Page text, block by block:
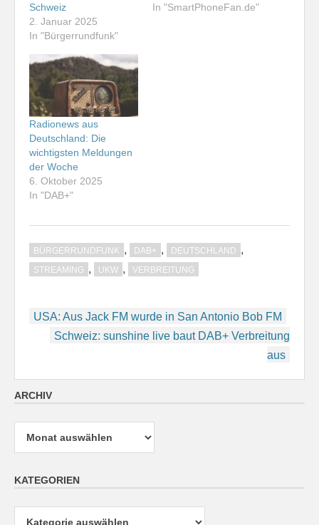
Schweiz
2. Januar 2025
In "Bürgerrundfunk"
In "SmartPhoneFan.de"
Radionews aus
Deutschland: Die
wichtigsten Meldungen
der Woche
6. Oktober 2025
In "DAB+"
BÜRGERRUNDFUNK , DAB+ , DEUTSCHLAND ,
STREAMING , UKW , VERBREITUNG
Beitragsnavigation
USA: Aus Jack FM wurde in San Antonio Bob FM
Schweiz: sunshine live baut DAB+ Verbreitung
aus
ARCHIV
Archiv
KATEGORIEN